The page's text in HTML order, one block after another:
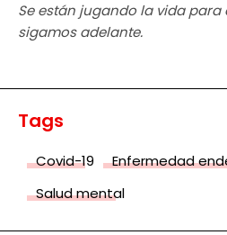
Se están jugando la vida para
sigamos adelante.
Tags
Covid-19
Enfermedad
Salud mental